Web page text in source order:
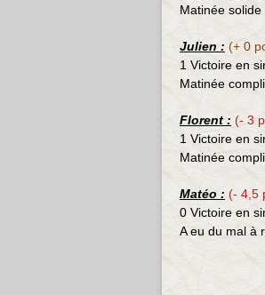
Matinée solide
Julien : (+ 0
1 Victoire en
Matinée
Florent : (- 3
1 Victoire en
Matinée
Matéo : (- 4,5
0 Victoire en
A eu du mal à